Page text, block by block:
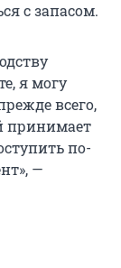
с запасом.
я могу
всего,
принимает
по-
—